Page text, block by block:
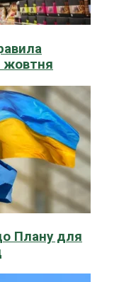
жовтня
Плану для